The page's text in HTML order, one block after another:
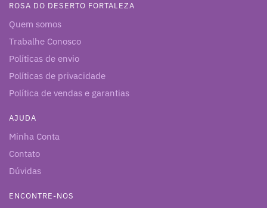
ROSA DO DESERTO FORTALEZA
Quem somos
Trabalhe Conosco
Políticas de envio
Políticas de privacidade
Política de vendas e garantias
AJUDA
Minha Conta
Contato
Dúvidas
ENCONTRE-NOS